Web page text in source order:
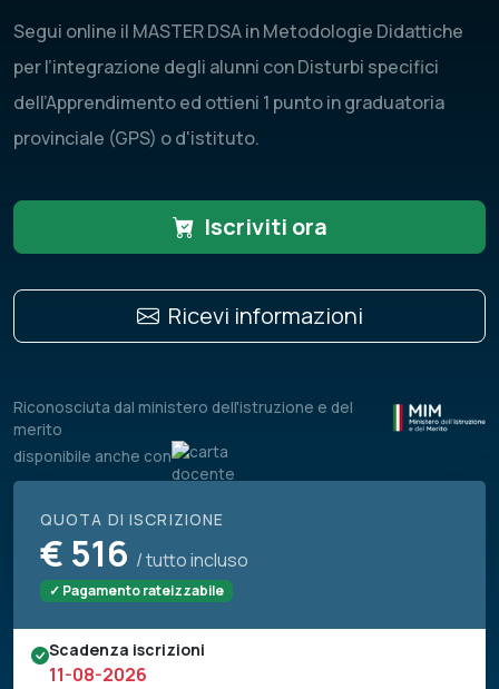
Segui online il MASTER DSA in Metodologie Didattiche
per l’integrazione degli alunni con Disturbi specifici
dell’Apprendimento ed ottieni 1 punto in graduatoria
provinciale (GPS) o d'istituto.
Iscriviti ora
Ricevi informazioni
Riconosciuta dal ministero dell'istruzione e del
merito
disponibile anche con
QUOTA DI ISCRIZIONE
€ 516 / tutto incluso
✓ Pagamento rateizzabile
Scadenza iscrizioni
11-08-2026